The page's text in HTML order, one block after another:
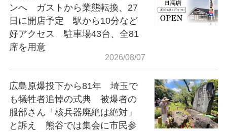
ンへ ガストから業態転換、27
日に開店予定 駅から10分など
好アクセス 駐車場43台、全81
席を用意
2026/08/07
広島原爆投下から81年 埼玉で
も犠牲者追悼の式典 被爆者の
服部さん「核兵器廃絶は絶対」
と訴え 熊谷では集会に市民参